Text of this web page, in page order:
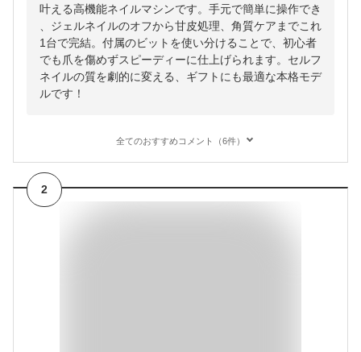
叶える高機能ネイルマシンです。手元で簡単に操作でき
、ジェルネイルのオフから甘皮処理、角質ケアまでこれ
1台で完結。付属のビットを使い分けることで、初心者
でも爪を傷めずスピーディーに仕上げられます。セルフ
ネイルの質を劇的に変える、ギフトにも最適な本格モデ
ルです！
全てのおすすめコメント（6件）
2